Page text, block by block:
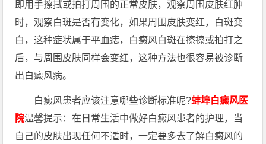
即用手擦拭或拍打周围的正常皮肤，观察周围皮肤红肿
时，观察白斑是否有变化，如果周围皮肤变红，白斑变
白，这种症状属于平血痣，白癜风白斑在擦擦或拍打之
后，与周围皮肤同样会变红，这种方法也很容易被诊断
出白癜风病。
白癜风患者应该注意哪些诊断标准呢?蚌埠白癜风医
院温馨提示：在日常生活中做好白癜风患者的护理，当
自己的皮肤出现任何不适时，一定要多去了解白癜风的